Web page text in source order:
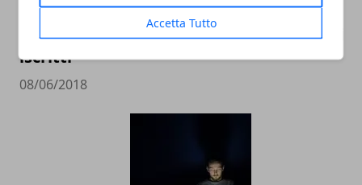
Accetta Tutto
Facebook: un virus ha cambiato le
impostazioni della privacy a 14 milioni di
iscritti
08/06/2018